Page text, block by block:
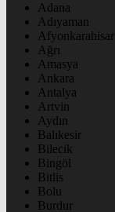
Adana
Adıyaman
Afyonkarahisar
Ağrı
Amasya
Ankara
Antalya
Artvin
Aydın
Balıkesir
Bilecik
Bingöl
Bitlis
Bolu
Burdur